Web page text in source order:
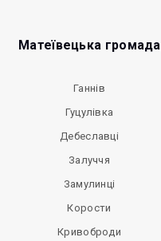
Матеївецька громада
Ганнів
Гуцулівка
Дебеславці
Залуччя
Замулинці
Корости
Кривоброди